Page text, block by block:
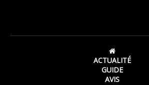
ACTUALITÉ
GUIDE
AVIS